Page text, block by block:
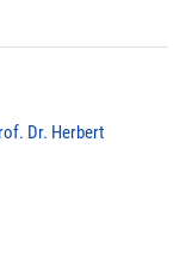
Dr. Herbert